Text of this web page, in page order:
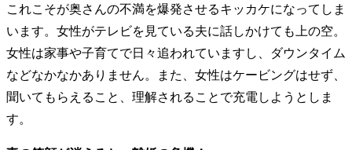
これこそが奥さんの不満を爆発させるキッカケになってしま
います。女性がテレビを見ている夫に話しかけても上の空。
女性は家事や子育てで日々追われていますし、ダウンタイム
などなかなかありません。また、女性はケービングはせず、
聞いてもらえること、理解されることで充電しようとしま
す。